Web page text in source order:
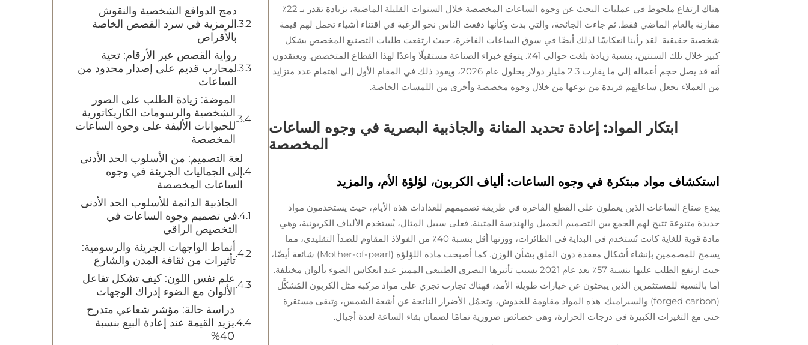
هناك ارتفاع ملحوظ في عمليات البحث عن وجوه الساعات المخصصة خلال السنوات القليلة الماضية، بزيادة تقدر بـ 22٪
مقارنة بالعام الماضي فقط. ثم جاءت الجائحة، والتي بدت وكأنها دفعت الناس نحو الرغبة في اقتناء أشياء تحمل لهم قيمة
شخصية حقيقية. لقد رأينا انعكاسًا لذلك أيضًا في سوق الساعات الفاخرة، حيث ارتفعت طلبات التصنيع المخصص بشكل
كبير خلال تلك السنتين، بنسبة زيادة بلغت حوالي 41٪. يتوقع خبراء الصناعة مستقبلًا واعدًا لهذا القطاع المتخصص. ويعتقدون
أنه قد يصل حجم أعماله إلى ما يقارب 2.3 مليار دولار بحلول عام 2026، ويعود ذلك في المقام الأول إلى اهتمام عدد متزايد
من العملاء بجعل ساعاتِهم فريدة من نوعها من خلال وجوه مخصصة وأخرى من اللمسات الخاصة.
ابتكار المواد: إعادة تحديد المتانة والجاذبية البصرية في وجوه الساعات
المخصصة
استكشاف مواد مبتكرة في وجوه الساعات: ألياف الكربون، لؤلؤة الأم، والمزيد
يبدع صناع الساعات الذين يعملون على القطع الفاخرة في طريقة تصميمهم للعدادات هذه الأيام، حيث يستخدمون مواد
جديدة متنوعة تتيح لهم الجمع بين التصميم الجميل والهندسة المتينة. فعلى سبيل المثال، يُستخدم الألياف الكربونية، وهي
مادة قوية للغاية كانت تُستخدم في البداية في الطائرات، ووزنها أقل بنسبة 40٪ من الفولاذ المقاوم للصدأ التقليدي، مما
يسمح للمصممين بإنشاء أشكال معقدة دون القلق بشأن الوزن. كما أصبحت مادة اللؤلؤة (Mother-of-pearl) شائعة أيضًا،
حيث ارتفع الطلب عليها بنسبة 57٪ بعد عام 2021 بسبب تأثيرها البصري الطبيعي المميز عند انعكاس الضوء بألوان مختلفة.
أما بالنسبة للمستثمرين الذين يبحثون عن خيارات طويلة الأمد، فهناك تجارب تجري على مواد مركبة مثل الكربون المُشكَّل
(forged carbon) والسيراميك. هذه المواد مقاومة للخدوش، وتحمُل الأضرار الناتجة عن أشعة الشمس، وتبقى مستقرة
حتى مع التغيرات الكبيرة في درجات الحرارة، وهي خصائص ضرورية تمامًا لضمان بقاء الساعة لعدة أجيال.
دمج الدوافع الشخصية والنقوش
الرمزية في سرد القصص الخاصة
بالأقراص
رواية القصص عبر الأرقام: تحية
لمحارب قديم على إصدار محدود من
الساعات
الموضة: زيادة الطلب على الصور
الشخصية والرسومات الكاريكاتورية
للحيوانات الأليفة على وجوه الساعات
المخصصة
لغة التصميم: من الأسلوب الحد الأدنى
إلى الجماليات الجريئة في وجوه
الساعات المخصصة
الجاذبية الدائمة للأسلوب الحد الأدنى
في تصميم وجوه الساعات في
التخصيص الراقي
أنماط الواجهات الجريئة والرسومية:
تأثيرات من ثقافة المدن والشارع
علم نفس اللون: كيف تشكل تفاعل
الألوان مع الضوء إدراك الوجهات
دراسة حالة: مؤشر شعاعي متدرج
يزيد القيمة عند إعادة البيع بنسبة
40%